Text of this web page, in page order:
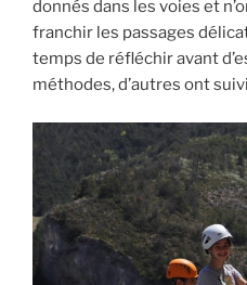
donnés dans les voies et
franchir les passages
temps de réfléchir avant
méthodes, d’autres ont